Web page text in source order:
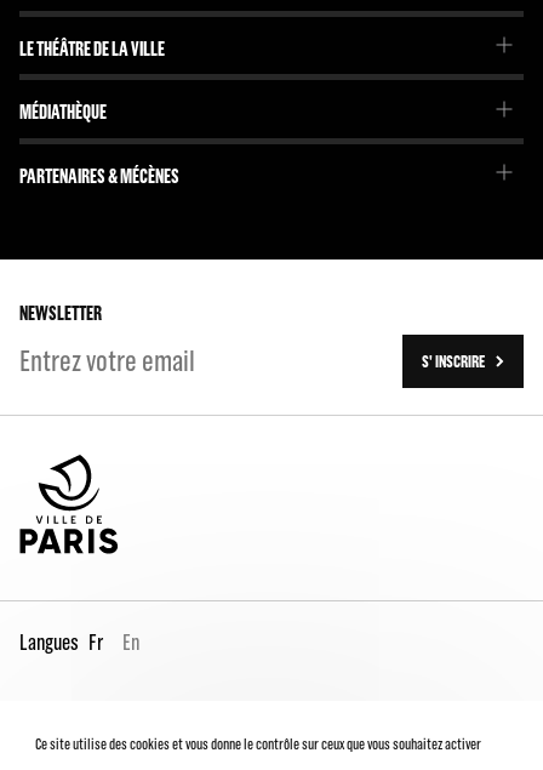
La Troupe du Théâtre de la Ville
La Troupe de l'Imaginaire
LE THÉÂTRE DE LA VILLE
Le Projet
Projets internationaux
Emmanuel Demarcy-Mota
L'Équipe
MÉDIATHÈQUE
Brochures et journaux
Dossiers pédagogiques
PARTENAIRES & MÉCÈNES
NEWSLETTER
S' INSCRIRE
Langues Fr En
Conditions générales de vente
Charte du spectateur
Ce site utilise des cookies et vous donne le contrôle sur ceux que vous souhaitez activer